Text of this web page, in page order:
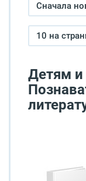
Сначала
10 на
Детям и